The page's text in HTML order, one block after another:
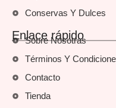
Conservas Y Dulces
Enlace rápido
Sobre Nosotras
Términos Y
Contacto
Tienda